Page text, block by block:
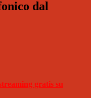
dal
gratis su